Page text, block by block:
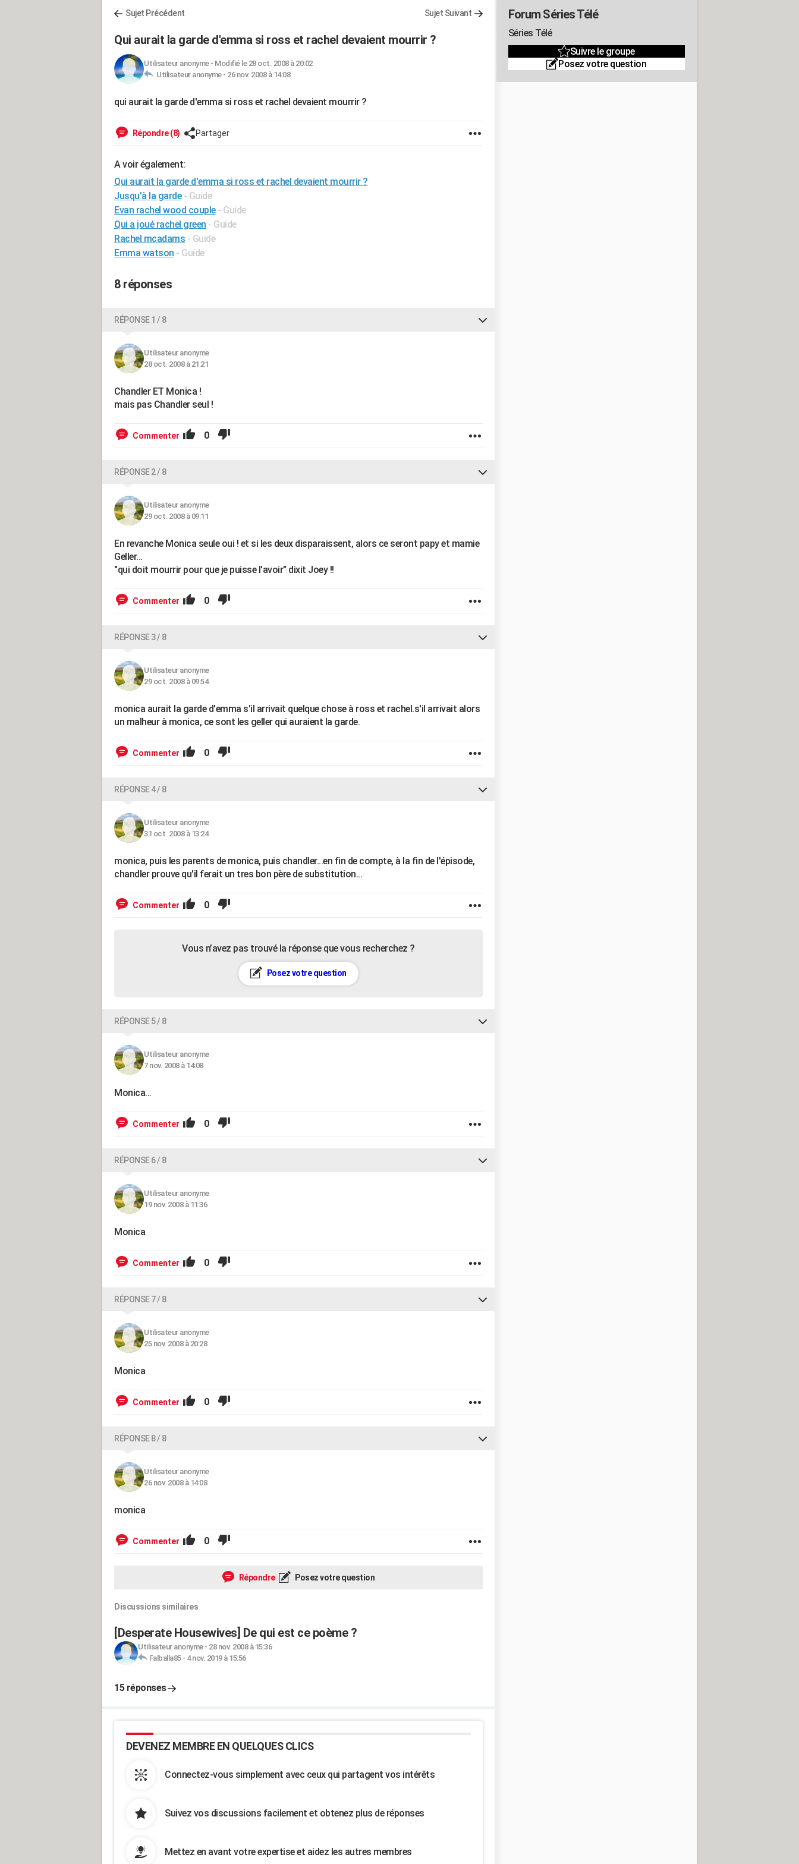
Sujet Précédent Sujet Suivant
Qui aurait la garde d'emma si ross et rachel devaient mourrir ?
Utilisateur anonyme- Modifié le 28 oct. 2008 à 20:02
Utilisateur anonyme - 26 nov. 2008 à 14:08
qui aurait la garde d'emma si ross et rachel devaient mourrir ?
Répondre (8) Partager
A voir également:
Qui aurait la garde d'emma si ross et rachel devaient mourrir ?
Jusqu'à la garde - Guide
Evan rachel wood couple - Guide
Qui a joué rachel green - Guide
Rachel mcadams - Guide
Emma watson - Guide
8 réponses
RÉPONSE 1 / 8
Utilisateur anonyme
28 oct. 2008 à 21:21
Chandler ET Monica !
mais pas Chandler seul !
Commenter 0
RÉPONSE 2 / 8
Utilisateur anonyme
29 oct. 2008 à 09:11
En revanche Monica seule oui ! et si les deux disparaissent, alors ce seront papy et mamie
Geller...
"qui doit mourrir pour que je puisse l'avoir" dixit Joey !!
Commenter 0
RÉPONSE 3 / 8
Utilisateur anonyme
29 oct. 2008 à 09:54
monica aurait la garde d'emma s'il arrivait quelque chose à ross et rachel.s'il arrivait alors
un malheur à monica, ce sont les geller qui auraient la garde.
Commenter 0
RÉPONSE 4 / 8
Utilisateur anonyme
31 oct. 2008 à 13:24
monica, puis les parents de monica, puis chandler...en fin de compte, à la fin de l'épisode,
chandler prouve qu'il ferait un tres bon père de substitution...
Commenter 0
Vous n’avez pas trouvé la réponse que vous recherchez ?
Posez votre question
RÉPONSE 5 / 8
Utilisateur anonyme
7 nov. 2008 à 14:08
Monica...
Commenter 0
RÉPONSE 6 / 8
Utilisateur anonyme
19 nov. 2008 à 11:36
Monica
Commenter 0
RÉPONSE 7 / 8
Utilisateur anonyme
25 nov. 2008 à 20:28
Monica
Commenter 0
RÉPONSE 8 / 8
Utilisateur anonyme
26 nov. 2008 à 14:08
monica
Commenter 0
Répondre Posez votre question
Discussions similaires
[Desperate Housewives] De qui est ce poème ?
Utilisateur anonyme- 28 nov. 2008 à 15:36
Falballa85- 4 nov. 2019 à 15:56
15 réponses
DEVENEZ MEMBRE EN QUELQUES CLICS
Connectez-vous simplement avec ceux qui partagent vos intérêts
Suivez vos discussions facilement et obtenez plus de réponses
Mettez en avant votre expertise et aidez les autres membres
Forum Séries Télé
Séries Télé
Suivre le groupe
Posez votre question